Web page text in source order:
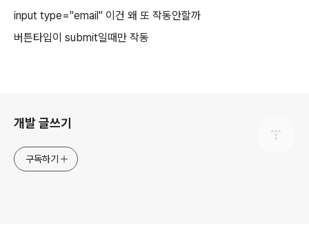
input type="email" 이건 왜 또 작동안할까
버튼타입이 submit일때만 작동
개발 글쓰기
구독하기